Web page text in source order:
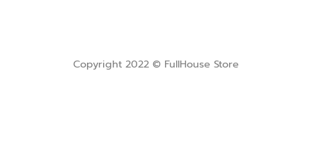
Copyright 2022 © FullHouse Store